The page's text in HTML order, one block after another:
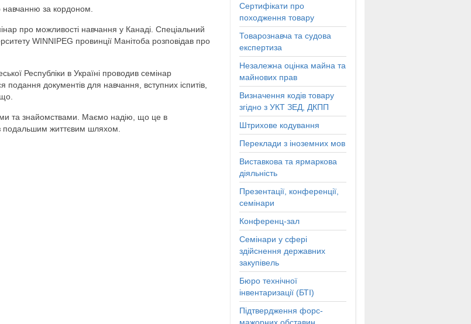
навчанню за кордоном.
про можливості навчання у Канаді. Спеціальний
WINNIPEG провинції Манітоба розповідав про
Республіки в Україні проводив семінар
документів для навчання, вступних іспитів,
та знайомствами. Маємо надію, що це в
подальшим життєвим шляхом.
Сертифікати про
походження товару
Товарознавча та судова
експертиза
Незалежна оцінка майна та
майнових прав
Визначення кодів товару
згідно з УКТ ЗЕД, ДКПП
Штрихове кодування
Переклади з іноземних мов
Виставкова та ярмаркова
діяльність
Презентації, конференції,
семінари
Конференц-зал
Семінари у сфері
здійснення державних
закупівель
Бюро технічної
інвентаризації (БТІ)
Підтвердження форс-
мажорних обставин